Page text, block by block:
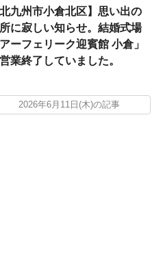
北九州市小倉北区】思い出の
に寂しい知らせ。結婚式場
アーフェリーク迎賓館 小倉」
業終了していました。
2026年6月11日(木)の記事